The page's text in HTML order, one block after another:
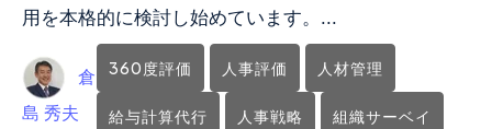
用を本格的に検討し始めています。...
倉
島 秀夫
360度評価 人事評価 人材管理
給与計算代行 人事戦略 組織サーベイ